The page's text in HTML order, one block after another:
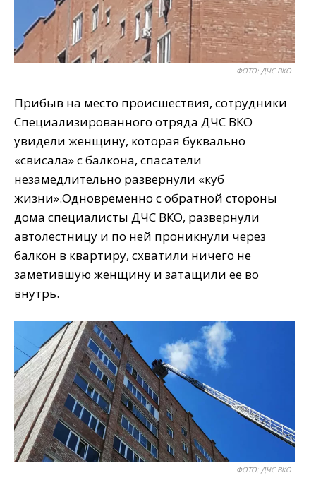
ФОТО: ДЧС ВКО
Прибыв на место происшествия, сотрудники
Специализированного отряда ДЧС ВКО
увидели женщину, которая буквально
«свисала» с балкона, спасатели
незамедлительно развернули «куб
жизни».Одновременно с обратной стороны
дома специалисты ДЧС ВКО, развернули
автолестницу и по ней проникнули через
балкон в квартиру, схватили ничего не
заметившую женщину и затащили ее во
внутрь.
ФОТО: ДЧС ВКО